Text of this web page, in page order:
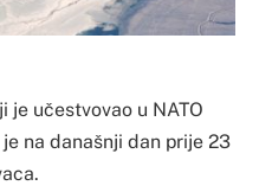
je učestvovao u NATO
na današnji dan prije 23